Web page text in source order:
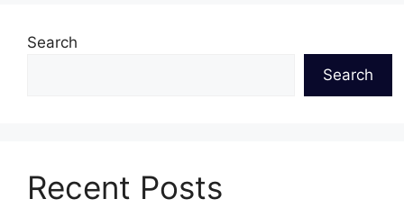
Search
Search
Recent Posts